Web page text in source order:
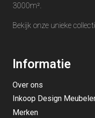
3000m².
Bekijk onze unieke
Informatie
Over ons
Inkoop Design
Merken